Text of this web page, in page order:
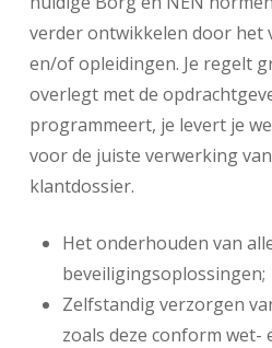
verder ontwikkelen door het
en/of opleidingen. Je regelt
overlegt met de
programmeert, je levert je
voor de juiste verwerking
klantdossier.
Het onderhouden van
beveiligingsoplossingen;
Zelfstandig verzorgen
zoals deze conform wet-